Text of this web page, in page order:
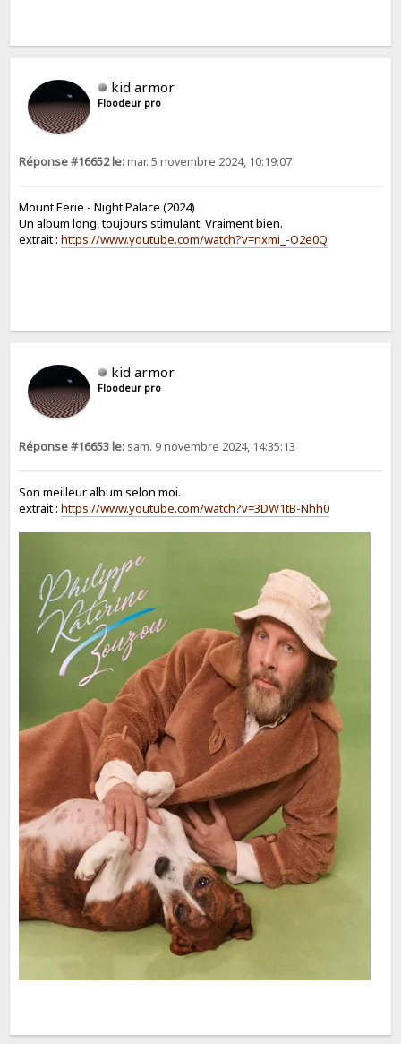
kid armor
Floodeur pro
Réponse #16652 le:mar. 5 novembre 2024, 10:19:07
Mount Eerie - Night Palace (2024)
Un album long, toujours stimulant. Vraiment bien.
extrait :https://www.youtube.com/watch?v=nxmi_-O2e0Q
kid armor
Floodeur pro
Réponse #16653 le: sam. 9 novembre 2024, 14:35:13
Son meilleur album selon moi.
extrait :https://www.youtube.com/watch?v=3DW1tB-Nhh0